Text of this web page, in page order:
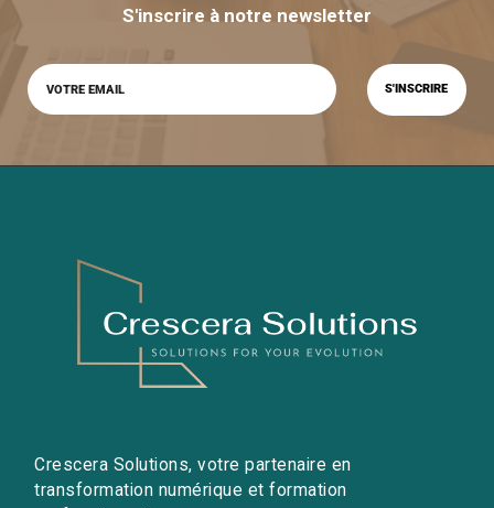
S'inscrire à notre newsletter
Crescera Solutions, votre partenaire en
transformation numérique et formation